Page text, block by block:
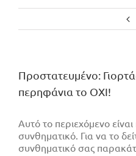
Πρoστατευμένο:
περηφάνια το ΟΧΙ!
Αυτό το περιεχόμενο
συνθηματικό. Για να το
συνθηματικό σας